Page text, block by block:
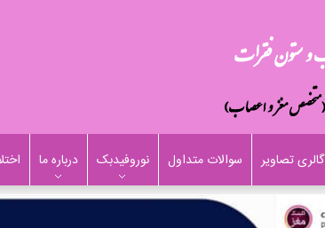
گالری تصاویر سوالات متداول نوروفیدبک درباره ما